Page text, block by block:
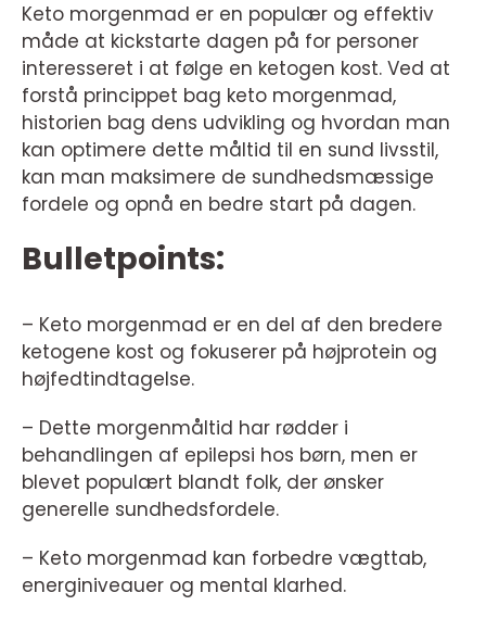
Keto morgenmad er en populær og effektiv
måde at kickstarte dagen på for personer
interesseret i at følge en ketogen kost. Ved at
forstå princippet bag keto morgenmad,
historien bag dens udvikling og hvordan man
kan optimere dette måltid til en sund livsstil,
kan man maksimere de sundhedsmæssige
fordele og opnå en bedre start på dagen.
Bulletpoints:
– Keto morgenmad er en del af den bredere
ketogene kost og fokuserer på højprotein og
højfedtindtagelse.
– Dette morgenmåltid har rødder i
behandlingen af epilepsi hos børn, men er
blevet populært blandt folk, der ønsker
generelle sundhedsfordele.
– Keto morgenmad kan forbedre vægttab,
energiniveauer og mental klarhed.